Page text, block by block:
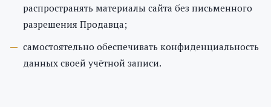
распространять материалы сайта без письменного
разрешения Продавца;
самостоятельно обеспечивать конфиденциальность
данных своей учётной записи.